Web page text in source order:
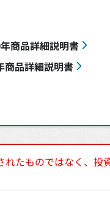
商品詳細説明書
商品詳細説明書
れたものではなく、